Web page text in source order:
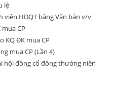
lệ
viên HDQT bằng Văn bản v/v
CP
KQ ĐK mua CP
mua CP (Lần 4)
hội đồng cổ đông thường niên